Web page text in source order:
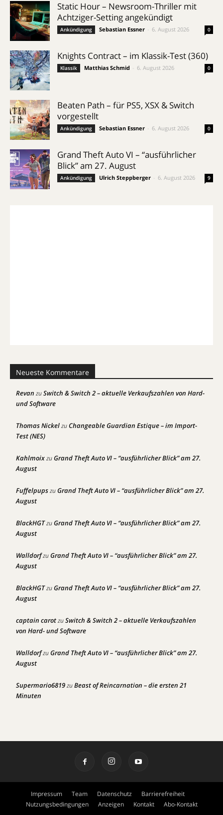
Static Hour – Newsroom-Thriller mit
Achtziger-Setting angekündigt
Ankündigung Sebastian Essner 6. August 2026 0
Knights Contract – im Klassik-Test (360)
Klassik Matthias Schmid 6. August 2026 0
Beaten Path – für PS5, XSX & Switch
vorgestellt
Ankündigung Sebastian Essner 6. August 2026 0
Grand Theft Auto VI – “ausführlicher
Blick” am 27. August
Ankündigung Ulrich Steppberger 6. August 2026 9
Neueste Kommentare
Revan zuSwitch & Switch 2 – aktuelle Verkaufszahlen von Hard-
und Software
Thomas NickelzuChangeable Guardian Estique – im Import-
Test (NES)
KahlmoixzuGrand Theft Auto VI – “ausführlicher Blick” am 27.
August
FuffelpupszuGrand Theft Auto VI – “ausführlicher Blick” am 27.
August
BlackHGTzuGrand Theft Auto VI – “ausführlicher Blick” am 27.
August
WalldorfzuGrand Theft Auto VI – “ausführlicher Blick” am 27.
August
BlackHGTzuGrand Theft Auto VI – “ausführlicher Blick” am 27.
August
captain carotzuSwitch & Switch 2 – aktuelle Verkaufszahlen
von Hard- und Software
WalldorfzuGrand Theft Auto VI – “ausführlicher Blick” am 27.
August
Supermario6819zuBeast of Reincarnation – die ersten 21
Minuten
Impressum Team Datenschutz
Barrierefreiheit
Nutzungsbedingungen
Anzeigen Kontakt Abo-Kontakt